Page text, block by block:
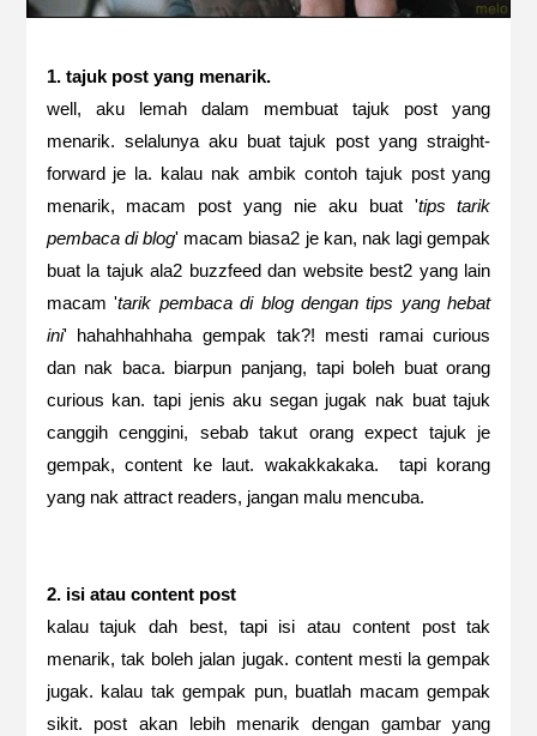
1. tajuk post yang menarik.
well, aku lemah dalam membuat tajuk post yang
menarik. selalunya aku buat tajuk post yang straight-
forward je la. kalau nak ambik contoh tajuk post yang
menarik, macam post yang nie aku buat 'tips tarik
pembaca di blog' macam biasa2 je kan, nak lagi gempak
buat la tajuk ala2 buzzfeed dan website best2 yang lain
macam 'tarik pembaca di blog dengan tips yang hebat
ini' hahahhahhaha gempak tak?! mesti ramai curious
dan nak baca. biarpun panjang, tapi boleh buat orang
curious kan. tapi jenis aku segan jugak nak buat tajuk
canggih cenggini, sebab takut orang expect tajuk je
gempak, content ke laut. wakakkakaka. tapi korang
yang nak attract readers, jangan malu mencuba.
2. isi atau content post
kalau tajuk dah best, tapi isi atau content post tak
menarik, tak boleh jalan jugak. content mesti la gempak
jugak. kalau tak gempak pun, buatlah macam gempak
sikit. post akan lebih menarik dengan gambar yang